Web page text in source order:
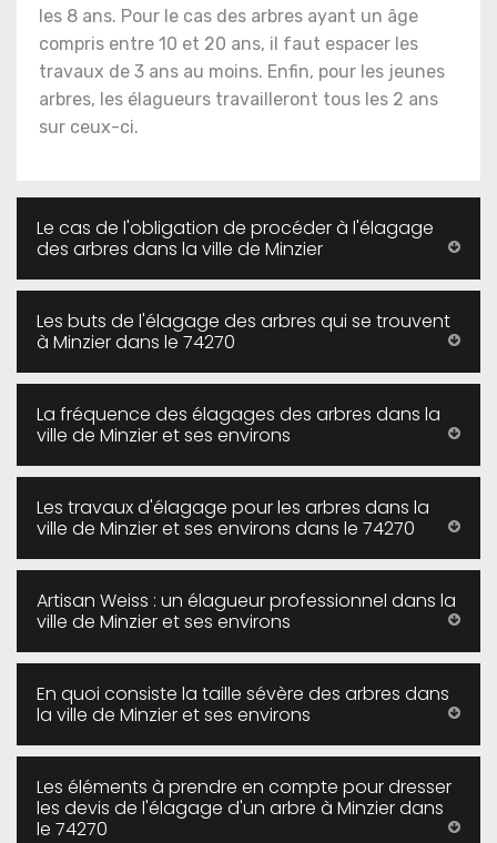
les 8 ans. Pour le cas des arbres ayant un âge
compris entre 10 et 20 ans, il faut espacer les
travaux de 3 ans au moins. Enfin, pour les jeunes
arbres, les élagueurs travailleront tous les 2 ans
sur ceux-ci.
Le cas de l'obligation de procéder à l'élagage
des arbres dans la ville de Minzier
Les buts de l'élagage des arbres qui se trouvent
à Minzier dans le 74270
La fréquence des élagages des arbres dans la
ville de Minzier et ses environs
Les travaux d'élagage pour les arbres dans la
ville de Minzier et ses environs dans le 74270
Artisan Weiss : un élagueur professionnel dans la
ville de Minzier et ses environs
En quoi consiste la taille sévère des arbres dans
la ville de Minzier et ses environs
Les éléments à prendre en compte pour dresser
les devis de l'élagage d'un arbre à Minzier dans
le 74270